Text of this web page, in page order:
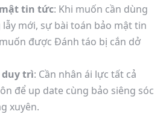
tin tức: Khi muốn cần dùng
mới, sự bài toán bảo mật tin
được Đánh táo bị cắn dở
duy trì: Cần nhân ái lực tất cả
để up date cùng bảo siêng sóc
xuyên.